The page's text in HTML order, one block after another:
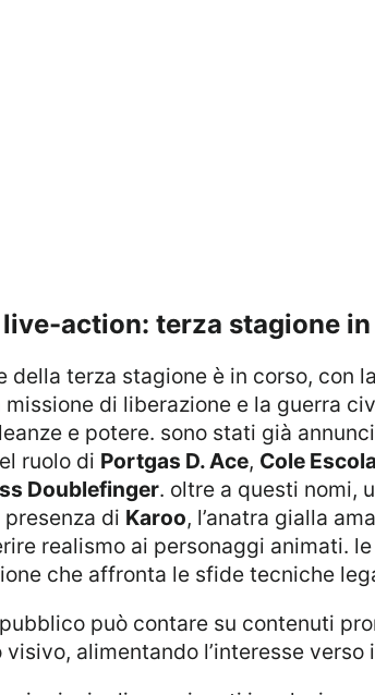
live-action: terza stagione
della terza stagione è in corso, con
di liberazione e la guerra
e potere. sono stati già
ruolo di Portgas D. Ace, Cole Escola
Doublefinger. oltre a questi nomi,
di Karoo, l’anatra gialla
realismo ai personaggi animati.
che affronta le sfide tecniche
visivo, alimentando l’interesse